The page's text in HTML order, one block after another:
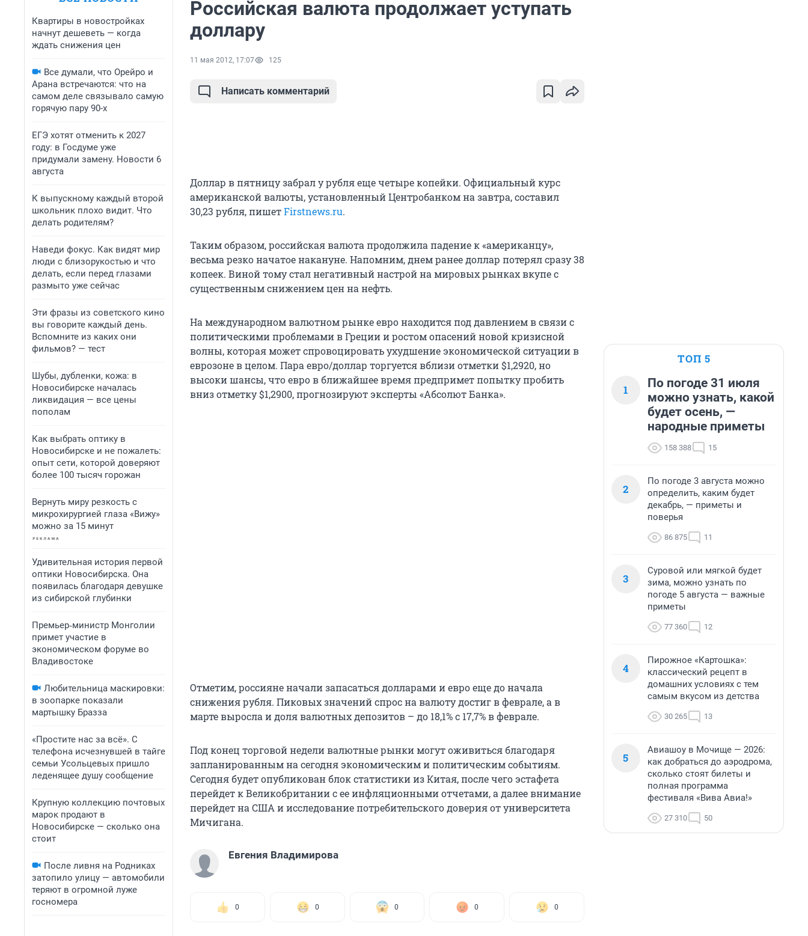
Квартиры в новостройках
начнут дешеветь — когда
ждать снижения цен
Все думали, что Орейро и
Арана встречаются: что на
самом деле связывало самую
горячую пару 90-х
ЕГЭ хотят отменить к 2027
году: в Госдуме уже
придумали замену. Новости 6
августа
К выпускному каждый второй
школьник плохо видит. Что
делать родителям?
Наведи фокус. Как видят мир
люди с близорукостью и что
делать, если перед глазами
размыто уже сейчас
Эти фразы из советского кино
вы говорите каждый день.
Вспомните из каких они
фильмов? — тест
Шубы, дубленки, кожа: в
Новосибирске началась
ликвидация — все цены
пополам
Как выбрать оптику в
Новосибирске и не пожалеть:
опыт сети, которой доверяют
более 100 тысяч горожан
Вернуть миру резкость с
микрохирургией глаза «Вижу»
можно за 15 минут
Удивительная история первой
оптики Новосибирска. Она
появилась благодаря девушке
из сибирской глубинки
Премьер‑министр Монголии
примет участие в
экономическом форуме во
Владивостоке
Любительница маскировки:
в зоопарке показали
мартышку Бразза
«Простите нас за всё». С
телефона исчезнувшей в тайге
семьи Усольцевых пришло
леденящее душу сообщение
Крупную коллекцию почтовых
марок продают в
Новосибирске — сколько она
стоит
После ливня на Родниках
затопило улицу — автомобили
теряют в огромной луже
госномера
Российская валюта продолжает уступать
доллару
11 мая 2012, 17:07 125
Написать комментарий
Доллар в пятницу забрал у рубля еще четыре копейки. Официальный курс
американской валюты, установленный Центробанком на завтра, составил
30,23 рубля, пишетFirstnews.ru.
Таким образом, российская валюта продолжила падение к «американцу»,
весьма резко начатое накануне. Напомним, днем ранее доллар потерял сразу 38
копеек. Виной тому стал негативный настрой на мировых рынках вкупе с
существенным снижением цен на нефть.
На международном валютном рынке евро находится под давлением в связи с
политическими проблемами в Греции и ростом опасений новой кризисной
волны, которая может спровоцировать ухудшение экономической ситуации в
еврозоне в целом. Пара евро/доллар торгуется вблизи отметки $1,2920, но
высоки шансы, что евро в ближайшее время предпримет попытку пробить
вниз отметку $1,2900, прогнозируют эксперты «Абсолют Банка».
Отметим, россияне начали запасаться долларами и евро еще до начала
снижения рубля. Пиковых значений спрос на валюту достиг в феврале, а в
марте выросла и доля валютных депозитов – до 18,1% с 17,7% в феврале.
Под конец торговой недели валютные рынки могут оживиться благодаря
запланированным на сегодня экономическим и политическим событиям.
Сегодня будет опубликован блок статистики из Китая, после чего эстафета
перейдет к Великобритании с ее инфляционными отчетами, а далее внимание
перейдет на США и исследование потребительского доверия от университета
Мичигана.
Евгения Владимирова
0 0 0 0 0
ТОП 5
1
По погоде 31 июля
можно узнать, какой
будет осень, —
народные приметы
158 388 15
2
По погоде 3 августа можно
определить, каким будет
декабрь, — приметы и
поверья
86 875 11
3
Суровой или мягкой будет
зима, можно узнать по
погоде 5 августа — важные
приметы
77 360 12
4
Пирожное «Картошка»:
классический рецепт в
домашних условиях с тем
самым вкусом из детства
30 265 13
5
Авиашоу в Мочище — 2026:
как добраться до аэродрома,
сколько стоят билеты и
полная программа
фестиваля «Вива Авиа!»
27 310 50